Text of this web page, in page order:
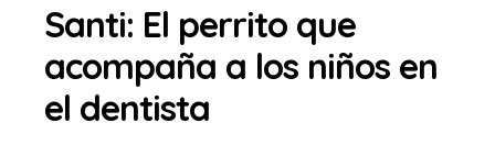
Santi: El perrito que
acompaña a los niños en
el dentista